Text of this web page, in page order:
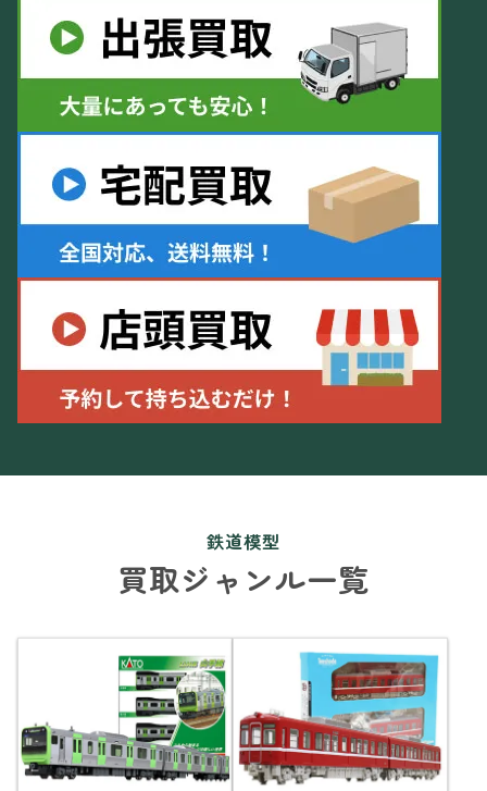
鉄道模型
買取ジャンル一覧